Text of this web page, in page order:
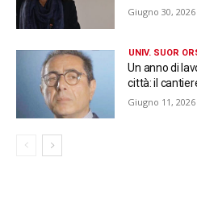
Giugno 30, 2026
UNIV. SUOR
Un anno di
città: il
Giugno 11, 2026